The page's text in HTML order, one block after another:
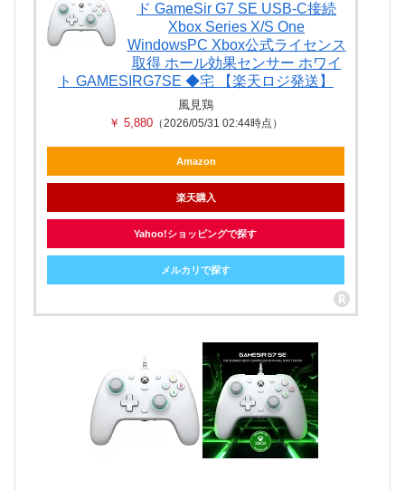
ド GameSir G7 SE USB-C接続
Xbox Series X/S One
WindowsPC Xbox公式ライセンス
取得 ホール効果センサー ホワイ
ト GAMESIRG7SE ◆宅 【楽天ロジ発送】
風見鶏
￥ 5,880 （2026/05/31 02:44時点）
Amazon
楽天購入
Yahoo!ショッピングで探す
メルカリで探す